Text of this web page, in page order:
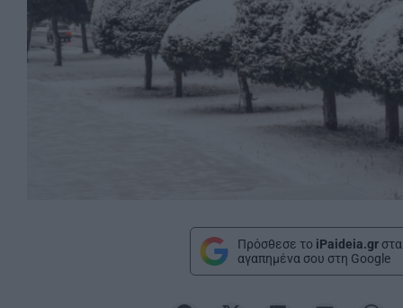
Πρόσθεσε το iPaideia.gr στα
αγαπημένα σου στη Google